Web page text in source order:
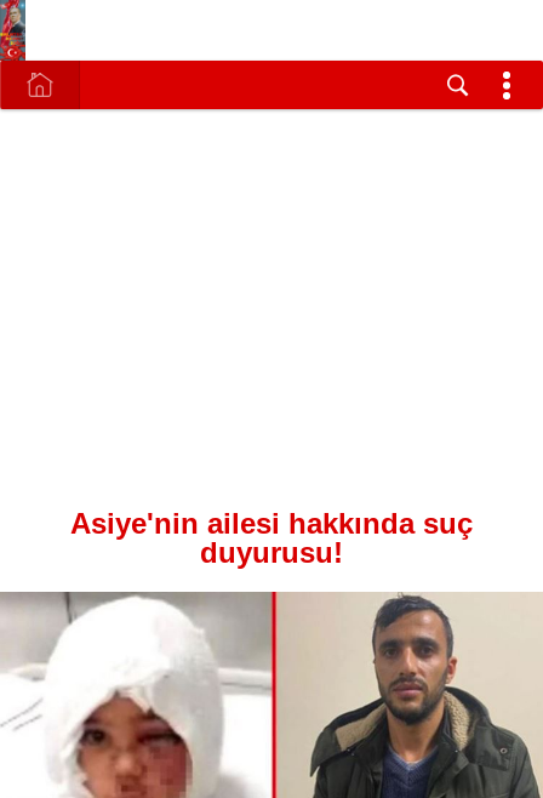
Asiye'nin ailesi hakkında suç
duyurusu!